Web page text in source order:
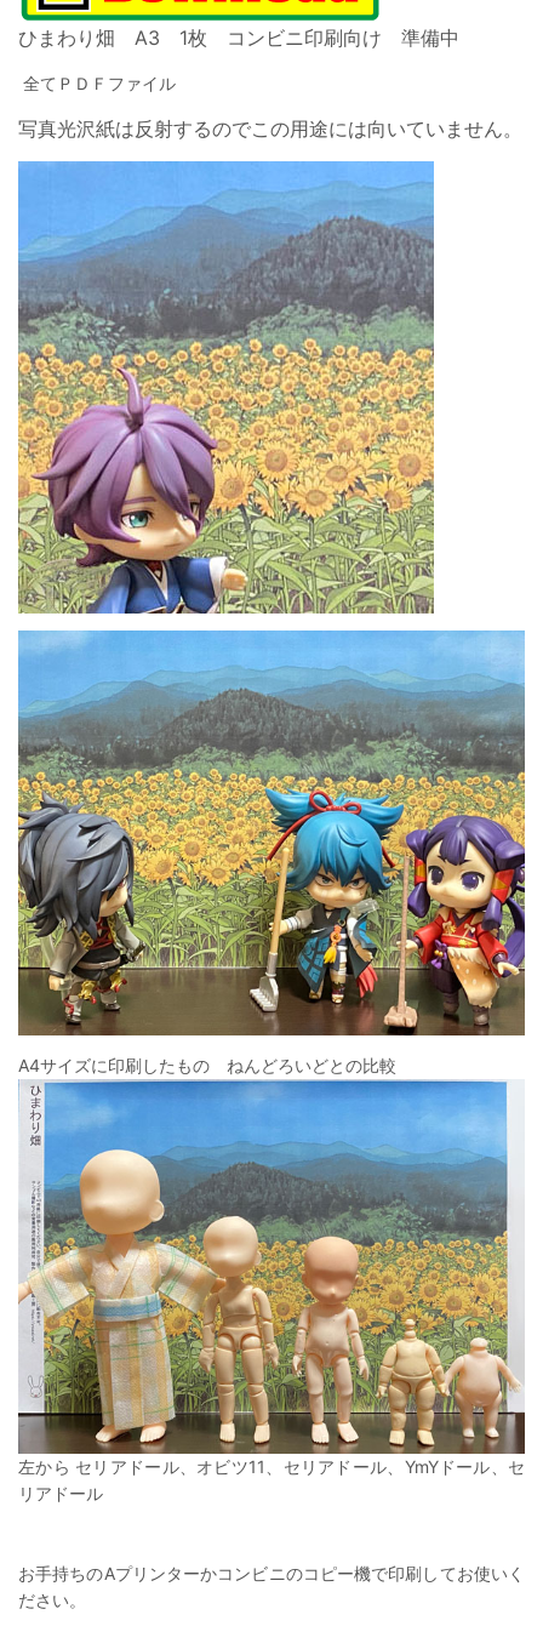
ひまわり畑 A3 1枚 コンビニ印刷向け 準備中
全てＰＤＦファイル
写真光沢紙は反射するのでこの用途には向いていません。
A4サイズに印刷したもの ねんどろいどとの比較
左から セリアドール、オビツ11、セリアドール、YmYドール、セ
リアドール
お手持ちのAプリンターかコンビニのコピー機で印刷してお使いく
ださい。